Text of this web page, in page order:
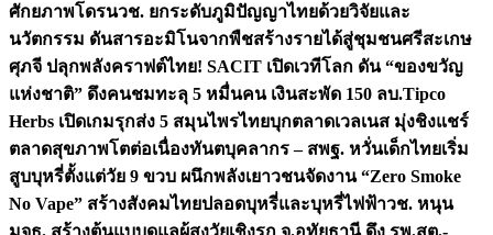
ศักยภาพโดรนวช. ยกระดับภูมิปัญญาไทยด้วยวิจัยและ
นวัตกรรม ดันสารอะมิโนจากพืชสร้างรายได้สู่ชุมชนศรีสะเกษ
ศุภจี ปลุกพลังคราฟต์ไทย! SACIT เปิดเวทีโลก ดัน “ของขวัญ
แห่งชาติ” ดึงคนชมทะลุ 5 หมื่นคน เงินสะพัด 150 ลบ.Tipco
Herbs เปิดเกมรุกส่ง 5 สมุนไพรไทยบุกตลาดเวลเนส มุ่งชิงแชร์
ตลาดสุขภาพโตต่อเนื่องทันตบุคลากร – สพฐ. หวั่นเด็กไทยเริ่ม
สูบบุหรี่ตั้งแต่วัย 9 ขวบ ผนึกพลังเยาวชนจัดงาน “Zero Smoke
No Vape” สร้างสังคมไทยปลอดบุหรี่และบุหรี่ไฟฟ้าวช. หนุน